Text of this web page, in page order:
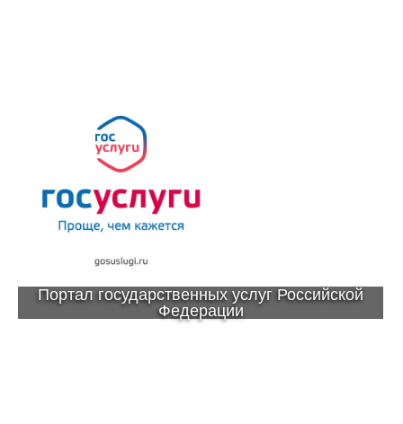
Портал государственных услуг Российской
Федерации